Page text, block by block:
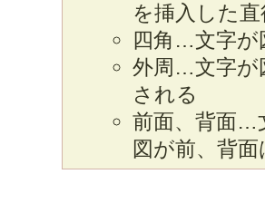
を挿入した直
四角…文字が
外周…文字が
される
前面、背面…
図が前、背面